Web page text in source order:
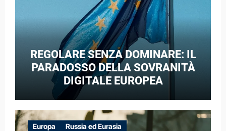
REGOLARE SENZA DOMINARE: IL
PARADOSSO DELLA SOVRANITÀ
DIGITALE EUROPEA
Europa Russia ed Eurasia